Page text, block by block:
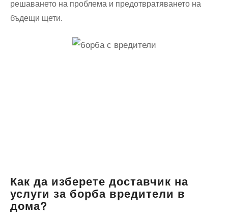
решаването на проблема и предотвратяването на
бъдещи щети.
Как да изберете доставчик на
услуги за борба вредители в
дома?